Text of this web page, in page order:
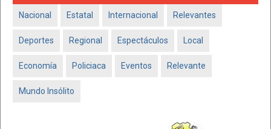
Nacional Estatal Internacional Relevantes
Deportes Regional Espectáculos Local
Economía Policiaca Eventos Relevante
Mundo Insólito